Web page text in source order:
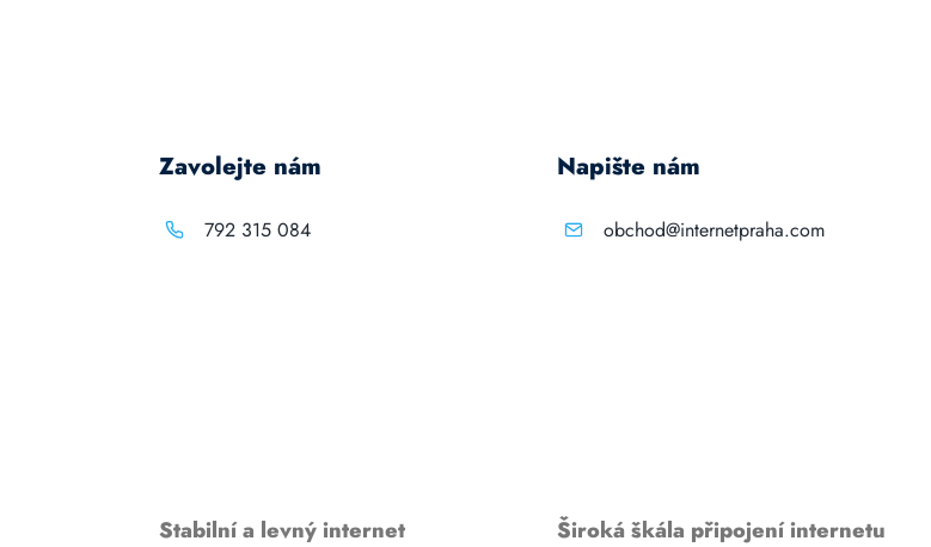
Zavolejte nám
792 315 084
Napište nám
obchod@internetpraha.com
Stabilní a levný internet Široká škála připojení internetu